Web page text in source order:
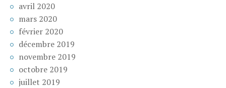
avril 2020
mars 2020
février 2020
décembre 2019
novembre 2019
octobre 2019
juillet 2019